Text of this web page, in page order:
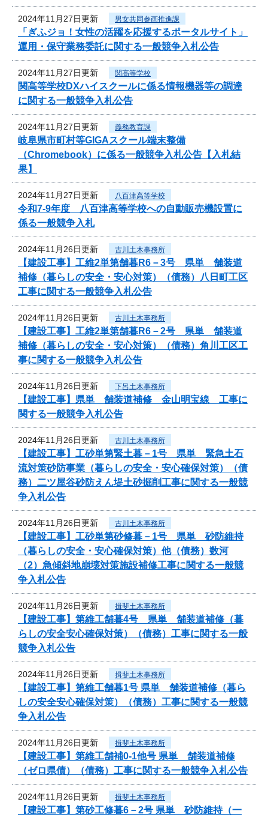
2024年11月27日更新 男女共同参画推進課
「ぎふジョ！女性の活躍を応援するポータルサイト」
運用・保守業務委託に関する一般競争入札公告
2024年11月27日更新 関高等学校
関高等学校DXハイスクールに係る情報機器等の調達
に関する一般競争入札公告
2024年11月27日更新 義務教育課
岐阜県市町村等GIGAスクール端末整備
（Chromebook）に係る一般競争入札公告【入札結
果】
2024年11月27日更新 八百津高等学校
令和7-9年度 八百津高等学校への自動販売機設置に
係る一般競争入札
2024年11月26日更新 古川土木事務所
【建設工事】工維2単第舗暮R6－3号 県単 舗装道
補修（暮らしの安全・安心対策）（債務）八日町工区
工事に関する一般競争入札公告
2024年11月26日更新 古川土木事務所
【建設工事】工維2単第舗暮R6－2号 県単 舗装道
補修（暮らしの安全・安心対策）（債務）角川工区工
事に関する一般競争入札公告
2024年11月26日更新 下呂土木事務所
【建設工事】県単 舗装道補修 金山明宝線 工事に
関する一般競争入札公告
2024年11月26日更新 古川土木事務所
【建設工事】工砂単第緊土暮－1号 県単 緊急土石
流対策砂防事業（暮らしの安全・安心確保対策）（債
務）二ツ屋谷砂防えん堤土砂掘削工事に関する一般競
争入札公告
2024年11月26日更新 古川土木事務所
【建設工事】工砂単第砂修暮－1号 県単 砂防維持
（暮らしの安全・安心確保対策）他（債務）数河
（2）急傾斜地崩壊対策施設補修工事に関する一般競
争入札公告
2024年11月26日更新 揖斐土木事務所
【建設工事】第維工舗暮4号 県単 舗装道補修（暮
らしの安全安心確保対策）（債務）工事に関する一般
競争入札公告
2024年11月26日更新 揖斐土木事務所
【建設工事】第維工舗暮1号 県単 舗装道補修（暮ら
しの安全安心確保対策）（債務）工事に関する一般競
争入札公告
2024年11月26日更新 揖斐土木事務所
【建設工事】第維工舗補0-1他号 県単 舗装道補修
（ゼロ県債）（債務）工事に関する一般競争入札公告
2024年11月26日更新 揖斐土木事務所
【建設工事】第砂工修暮6－2号 県単 砂防維持（一